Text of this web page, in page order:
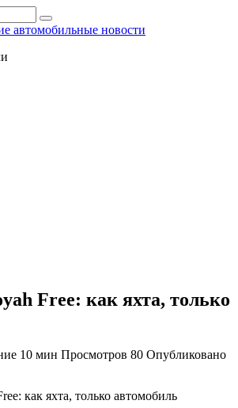
автомобильные новости
Free: как яхта, только
10 мин Просмотров 80 Опубликовано